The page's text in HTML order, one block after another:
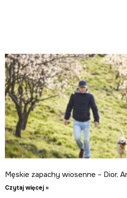
Męskie zapachy wiosenne – Dior,
Czytaj więcej »